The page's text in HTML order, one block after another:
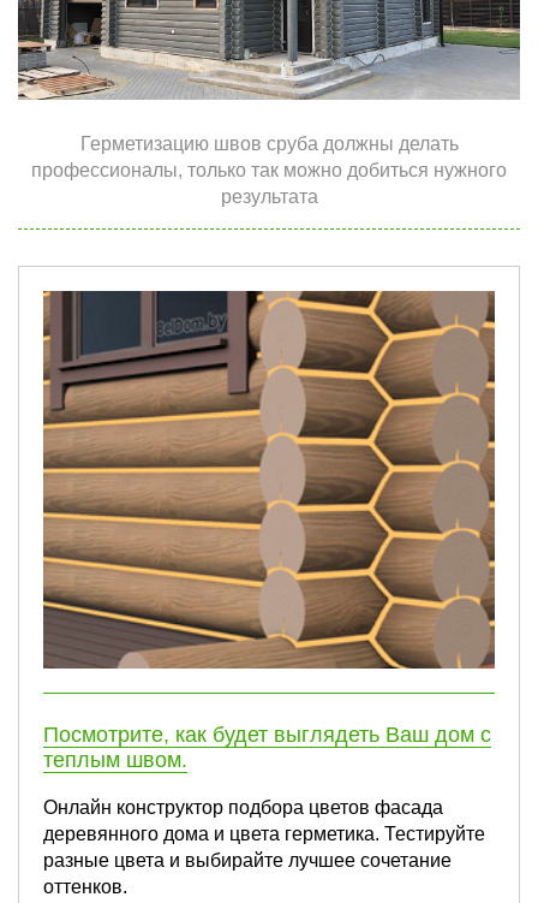
Герметизацию швов сруба должны делать
профессионалы, только так можно добиться нужного
результата
Посмотрите, как будет выглядеть Ваш дом с
теплым швом.
Онлайн конструктор подбора цветов фасада
деревянного дома и цвета герметика. Тестируйте
разные цвета и выбирайте лучшее сочетание
оттенков.